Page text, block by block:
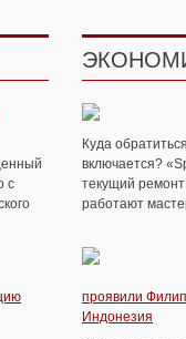
с
Куда
включается?
текущий
работают
проявили
Индонезия